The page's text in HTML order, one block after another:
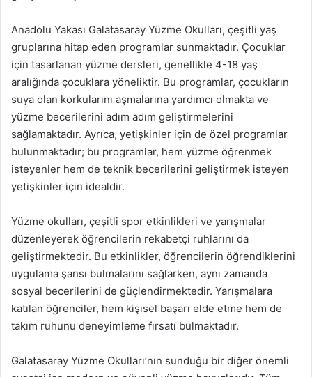
Anadolu Yakası Galatasaray Yüzme Okulları, çeşitli yaş
gruplarına hitap eden programlar sunmaktadır. Çocuklar
için tasarlanan yüzme dersleri, genellikle 4-18 yaş
aralığında çocuklara yöneliktir. Bu programlar, çocukların
suya olan korkularını aşmalarına yardımcı olmakta ve
yüzme becerilerini adım adım geliştirmelerini
sağlamaktadır. Ayrıca, yetişkinler için de özel programlar
bulunmaktadır; bu programlar, hem yüzme öğrenmek
isteyenler hem de teknik becerilerini geliştirmek isteyen
yetişkinler için idealdir.
Yüzme okulları, çeşitli spor etkinlikleri ve yarışmalar
düzenleyerek öğrencilerin rekabetçi ruhlarını da
geliştirmektedir. Bu etkinlikler, öğrencilerin öğrendiklerini
uygulama şansı bulmalarını sağlarken, aynı zamanda
sosyal becerilerini de güçlendirmektedir. Yarışmalara
katılan öğrenciler, hem kişisel başarı elde etme hem de
takım ruhunu deneyimleme fırsatı bulmaktadır.
Galatasaray Yüzme Okulları’nın sunduğu bir diğer önemli